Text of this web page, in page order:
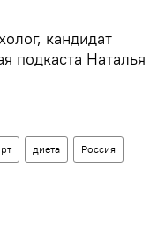
кандидат
подкаста Наталья
диета Россия